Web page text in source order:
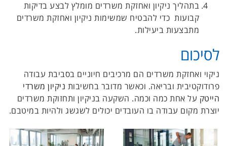
בתהליך ניקיון ואחזקת משרדים מומלץ לבצע בדיקות
קבועות כדי להבטיח שמשימות ניקיון ואחזקת משרדים
מתבצעות ביעילות.
לסיכום
ניקוי ואחזקת משרדים הם מרכיבים חיוניים בסביבת עבודה
פרודוקטיבית ובריאה. וכאשר מדובר בחשיבות ניקיון משרדי
הייטק על אחת כמה וכמה. השקעה בניקיון ותחזוקת משרדים
יוצרת מקום עבודה בו העובדים יכולים לשגשג ולהיות במיטבם.